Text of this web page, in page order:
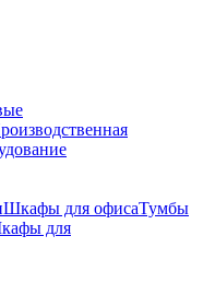
Шкафы для офисаТумбы
для